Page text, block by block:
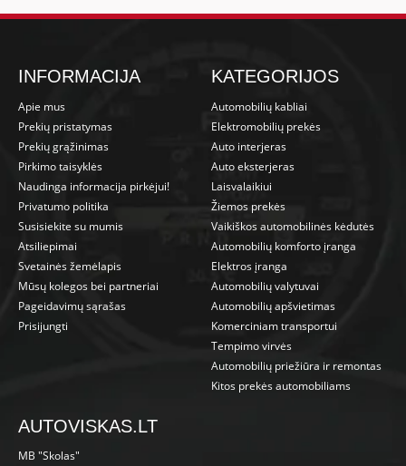
INFORMACIJA
Apie mus
Prekių pristatymas
Prekių grąžinimas
Pirkimo taisyklės
Naudinga informacija pirkėjui!
Privatumo politika
Susisiekite su mumis
Atsiliepimai
Svetainės žemėlapis
Mūsų kolegos bei partneriai
Pageidavimų sąrašas
Prisijungti
KATEGORIJOS
Automobilių kabliai
Elektromobilių prekės
Auto interjeras
Auto eksterjeras
Laisvalaikiui
Žiemos prekės
Vaikiškos automobilinės kėdutės
Automobilių komforto įranga
Elektros įranga
Automobilių valytuvai
Automobilių apšvietimas
Komerciniam transportui
Tempimo virvės
Automobilių priežiūra ir remontas
Kitos prekės automobiliams
AUTOVISKAS.LT
MB "Skolas"